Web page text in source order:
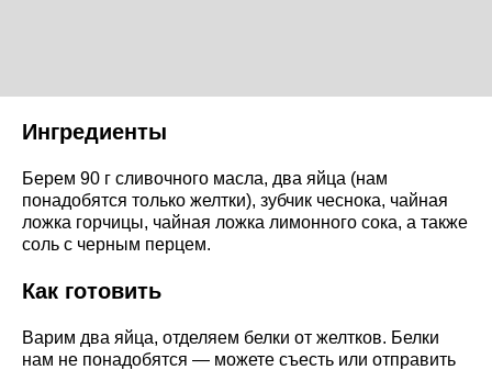
Ингредиенты
Берем 90 г сливочного масла, два яйца (нам
понадобятся только желтки), зубчик чеснока, чайная
ложка горчицы, чайная ложка лимонного сока, а также
соль с черным перцем.
Как готовить
Варим два яйца, отделяем белки от желтков. Белки
нам не понадобятся — можете съесть или отправить